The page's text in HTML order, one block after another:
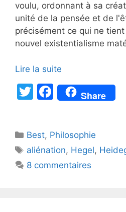
voulu, ordonnant à sa
unité de la pensée et de
précisément ce qui ne
nouvel existentialisme
Lire la suite
T
er
F
a
e
b
o
Share
Catégories
Best, Philosophie
Étiquettes
aliénation, Hegel,
8 commentaires